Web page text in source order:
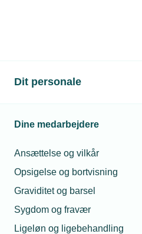
Dit personale
Dine medarbejdere
Ansættelse og vilkår
Opsigelse og bortvisning
Graviditet og barsel
Sygdom og fravær
Ligeløn og ligebehandling
Søg
Sortér
Viser 1 - 1 of af 1 resultater